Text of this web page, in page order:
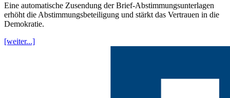
Eine automatische Zusendung der Brief-Abstimmungsunterlagen
erhöht die Abstimmungsbeteiligung und stärkt das Vertrauen in die
Demokratie.
[weiter...]